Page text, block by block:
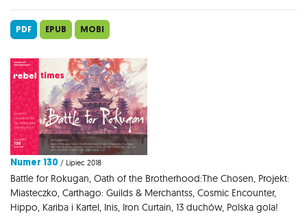
PDF EPUB MOBI
Numer 130 / Lipiec 2018
Battle for Rokugan, Oath of the Brotherhood:The Chosen, Projekt:
Miasteczko, Carthago: Guilds & Merchantss, Cosmic Encounter,
Hippo, Kariba i Kartel, Inis, Iron Curtain, 13 duchów, Polska gola!